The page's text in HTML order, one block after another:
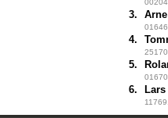
3.
4.
5.
6.